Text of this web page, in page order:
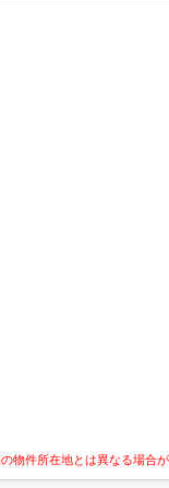
物件所在地とは異なる場合が